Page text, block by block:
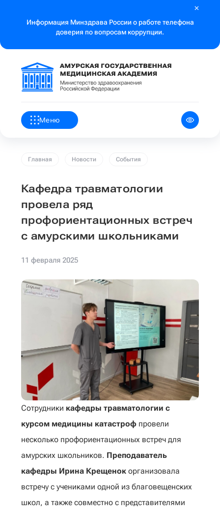
Информация Минздрава России о работе телефона
доверия по вопросам коррупции.
Меню
Главная Новости События
Кафедра травматологии
провела ряд
профориентационных встреч
с амурскими школьниками
11 февраля 2025
Сотрудники кафедры травматологии с
курсом медицины катастроф провели
несколько профориентационных встреч для
амурских школьников. Преподаватель
кафедры Ирина Крещенок организовала
встречу с учениками одной из благовещенских
школ, а также совместно с представителями